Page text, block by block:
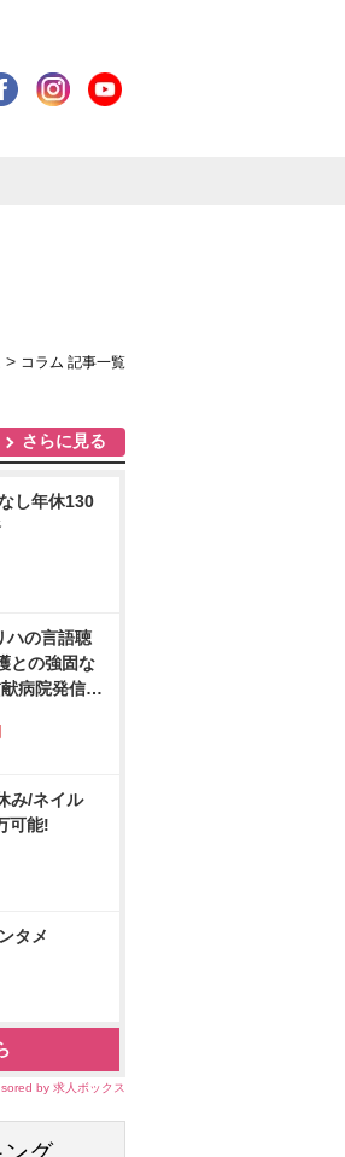
> コラム 記事一覧
さらに見る
し年休130
ハの言語聴
との強固な
病院発信の
み/ネイル
可能!
タメ
by 求人ボックス